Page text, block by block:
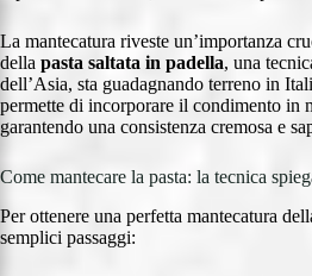
La mantecatura riveste un’importanza
della pasta saltata in padella, una
dell’Asia, sta guadagnando terreno in
permette di incorporare il condimento in
garantendo una consistenza cremosa e
Come mantecare la pasta: la tecnica
Per ottenere una perfetta mantecatura
semplici passaggi: